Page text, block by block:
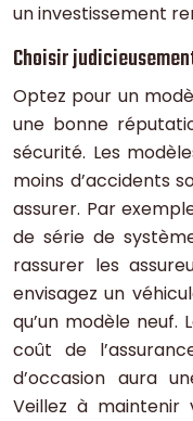
un investissement
Choisir
Optez pour un
une bonne
sécurité. Les
moins d’accidents
assurer. Par
de série de
rassurer les
envisagez un
qu’un modèle neuf.
coût de
d’occasion aura
Veillez à